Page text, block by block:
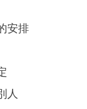
安排
人